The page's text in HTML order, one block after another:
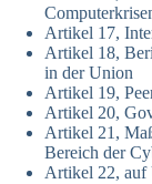
Artikel 17,
Artikel 18,
in der Union
Artikel 19,
Artikel 20,
Artikel 21,
Bereich der
Artikel 22, auf